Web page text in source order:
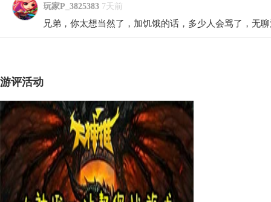
玩家P_3825383 7天前
兄弟，你太想当然了，加饥饿的话，多少人会骂了，无
游评活动